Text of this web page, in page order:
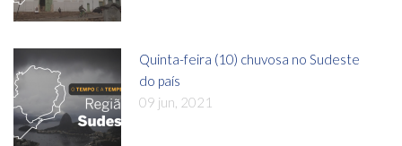
Quinta-feira (10) chuvosa no Sudeste
do país
09 jun, 2021